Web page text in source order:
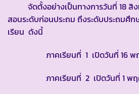
จัดตั้งอย่างเป็นทางการวันที่ 18 สิง
สอนระดับก่อนประถม ถึงระดับประถมศึก
เรียน ดังนี้
ภาคเรียนที่ 1 เปิดวันที่ 16 พฤษ
ภาคเรียนที่ 2 เปิดวันที่ 1 พฤศจิ